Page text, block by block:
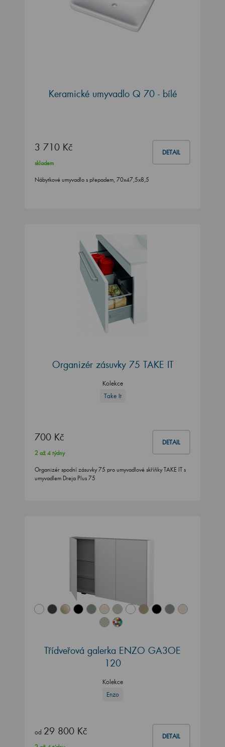
Keramické umyvadlo Q 70 - bílé
3 710 Kč DETAIL
skladem
Nábytkové umyvadlo s přepadem, 70x47,5x8,5
Organizér zásuvky 75 TAKE IT
Kolekce
Take It
700 Kč DETAIL
2 až 4 týdny
Organizér spodní zásuvky 75 pro umyvadlové skříňky TAKE IT s
umyvadlem Dreja Plus 75
Třídveřová galerka ENZO GA3OE
120
Kolekce
Enzo
od 29 800 Kč DETAIL